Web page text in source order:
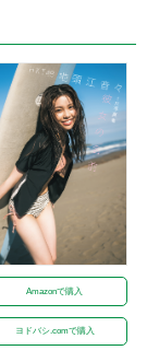
Amazonで購入
ヨドバシ.comで購入